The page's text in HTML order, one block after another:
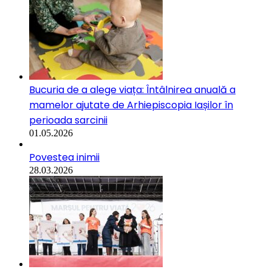
Bucuria de a alege viața: Întâlnirea anuală a
mamelor ajutate de Arhiepiscopia Iașilor în
perioada sarcinii
01.05.2026
Povestea inimii
28.03.2026